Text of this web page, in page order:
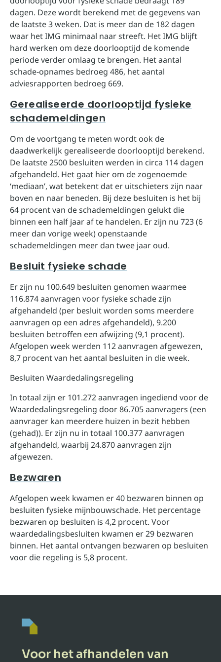
dagen. Deze wordt berekend met de gegevens van
de laatste 3 weken. Dat is meer dan de 182 dagen
waar het IMG minimaal naar streeft. Het IMG blijft
hard werken om deze doorlooptijd de komende
periode verder omlaag te brengen. Het aantal
schade-opnames bedroeg 486, het aantal
adviesrapporten bedroeg 669.
Gerealiseerde doorlooptijd fysieke
schademeldingen
Om de voortgang te meten wordt ook de
daadwerkelijk gerealiseerde doorlooptijd berekend.
De laatste 2500 besluiten werden in circa 114 dagen
afgehandeld. Het gaat hier om de zogenoemde
‘mediaan’, wat betekent dat er uitschieters zijn naar
boven en naar beneden. Bij deze besluiten is het bij
64 procent van de schademeldingen gelukt die
binnen een half jaar af te handelen. Er zijn nu 723 (6
meer dan vorige week) openstaande
schademeldingen meer dan twee jaar oud.
Besluit fysieke schade
Er zijn nu 100.649 besluiten genomen waarmee
116.874 aanvragen voor fysieke schade zijn
afgehandeld (per besluit worden soms meerdere
aanvragen op een adres afgehandeld), 9.200
besluiten betroffen een afwijzing (9,1 procent).
Afgelopen week werden 112 aanvragen afgewezen,
8,7 procent van het aantal besluiten in die week.
Besluiten Waardedalingsregeling
In totaal zijn er 101.272 aanvragen ingediend voor de
Waardedalingsregeling door 86.705 aanvragers (een
aanvrager kan meerdere huizen in bezit hebben
(gehad)). Er zijn nu in totaal 100.377 aanvragen
afgehandeld, waarbij 24.870 aanvragen zijn
afgewezen.
Bezwaren
Afgelopen week kwamen er 40 bezwaren binnen op
besluiten fysieke mijnbouwschade. Het percentage
bezwaren op besluiten is 4,2 procent. Voor
waardedalingsbesluiten kwamen er 29 bezwaren
binnen. Het aantal ontvangen bezwaren op besluiten
voor die regeling is 5,8 procent.
Voor het afhandelen van